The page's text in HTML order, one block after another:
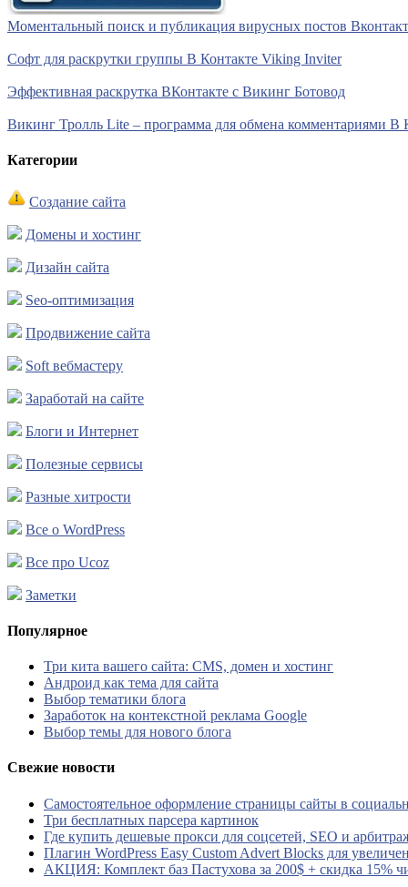
Моментальный поиск и публикация вирусных постов
Софт для раскрутки группы В Контакте Viking Inviter
Эффективная раскрутка ВКонтакте с Викинг Ботовод
Викинг Тролль Lite – программа для обмена комментариями В
Категории
Создание сайта
Домены и хостинг
Дизайн сайта
Seo-оптимизация
Продвижение сайта
Soft вебмастеру
Заработай на сайте
Блоги и Интернет
Полезные сервисы
Разные хитрости
Все о WordPress
Все про Ucoz
Заметки
Популярное
Три кита вашего сайта: CMS, домен и хостинг
Андроид как тема для сайта
Выбор тематики блога
Заработок на контекстной реклама Google
Выбор темы для нового блога
Свежие новости
Самостоятельное оформление страницы сайты в
Три бесплатных парсера картинок
Где купить дешевые прокси для соцсетей, SEO и
Плагин WordPress Easy Custom Advert Blocks для
АКЦИЯ: Комплект баз Пастухова за 200$ + скидка 15%